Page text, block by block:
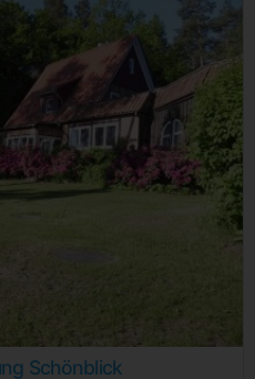
Schönblick